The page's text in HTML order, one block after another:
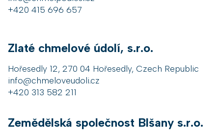
+420 415 696 657
Zlaté chmelové údolí, s.r.o.
Hořesedly 12, 270 04 Hořesedly, Czech Republic
info@chmeloveudoli.cz
+420 313 582 211
Zemědělská společnost Blšany s.r.o.